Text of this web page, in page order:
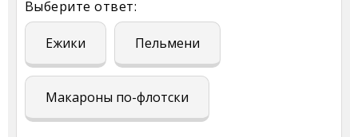
Выберите ответ:
Ежики Пельмени
Макароны по-флотски